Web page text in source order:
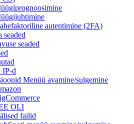
autentimine (2FA)
seaded
seaded
IP-d
Menüü avamine/sulgemine
OLI
failid